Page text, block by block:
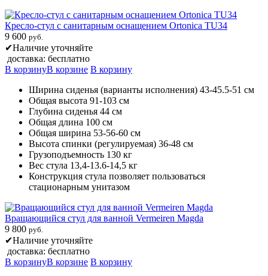
Кресло-стул с санитарным оснащением Ortonica TU34
9 600 руб.
✔Наличие уточняйте
доставка: бесплатно
В корзинуВ корзине В корзину
Ширина сиденья (варианты исполнения) 43-45.5-51 см
Общая высота 91-103 см
Глубина сиденья 44 см
Общая длина 100 см
Общая ширина 53-56-60 см
Высота спинки (регулируемая) 36-48 см
Грузоподъемность 130 кг
Вес стула 13,4-13.6-14,5 кг
Конструкция стула позволяет пользоваться
стационарным унитазом
Вращающийся стул для ванной Vermeiren Magda
9 800 руб.
✔Наличие уточняйте
доставка: бесплатно
В корзинуВ корзине В корзину